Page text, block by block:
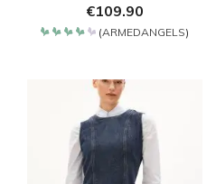
€109.90
(ARMEDANGELS)